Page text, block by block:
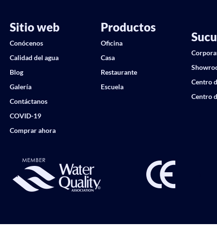
Sitio web
Conócenos
Calidad del agua
Blog
Galería
Contáctanos
COVID-19
Comprar ahora
Productos
Oficina
Casa
Restaurante
Escuela
Centro
Centro